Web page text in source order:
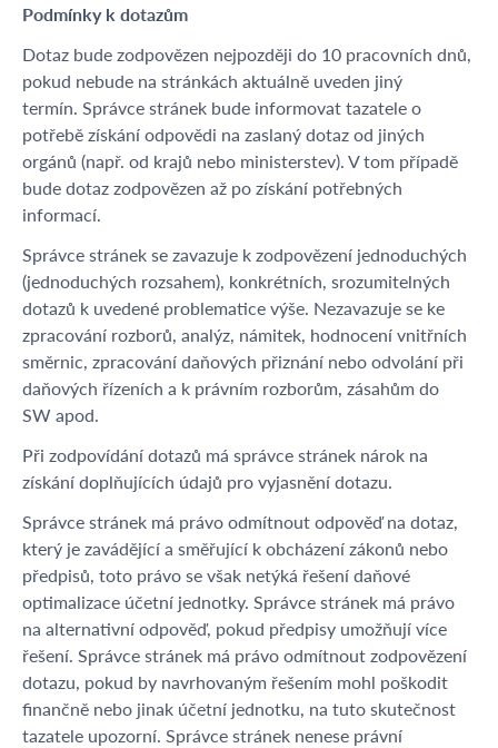
Podmínky k dotazům
Dotaz bude zodpovězen nejpozději do 10 pracovních dnů,
pokud nebude na stránkách aktuálně uveden jiný
termín. Správce stránek bude informovat tazatele o
potřebě získání odpovědi na zaslaný dotaz od jiných
orgánů (např. od krajů nebo ministerstev). V tom případě
bude dotaz zodpovězen až po získání potřebných
informací.
Správce stránek se zavazuje k zodpovězení jednoduchých
(jednoduchých rozsahem), konkrétních, srozumitelných
dotazů k uvedené problematice výše. Nezavazuje se ke
zpracování rozborů, analýz, námitek, hodnocení vnitřních
směrnic, zpracování daňových přiznání nebo odvolání při
daňových řízeních a k právním rozborům, zásahům do
SW apod.
Při zodpovídání dotazů má správce stránek nárok na
získání doplňujících údajů pro vyjasnění dotazu.
Správce stránek má právo odmítnout odpověď na dotaz,
který je zavádějící a směřující k obcházení zákonů nebo
předpisů, toto právo se však netýká řešení daňové
optimalizace účetní jednotky. Správce stránek má právo
na alternativní odpověď, pokud předpisy umožňují více
řešení. Správce stránek má právo odmítnout zodpovězení
dotazu, pokud by navrhovaným řešením mohl poškodit
finančně nebo jinak účetní jednotku, na tuto skutečnost
tazatele upozorní. Správce stránek nenese právní